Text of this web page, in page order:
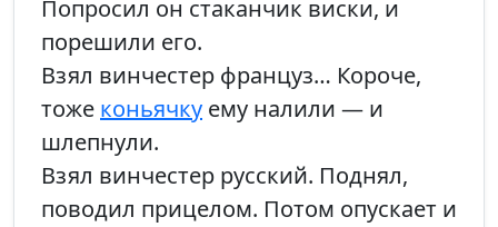
Попросил он стаканчик виски, и
порешили его.
Взял винчестер француз… Короче,
тоже коньячку ему налили — и
шлепнули.
Взял винчестер русский. Поднял,
поводил прицелом. Потом опускает и